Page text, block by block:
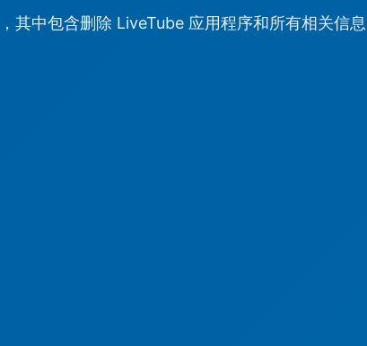
，其中包含删除 LiveTube 应用程序和所有相关信